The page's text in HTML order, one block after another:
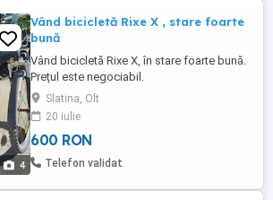
4
Vând bicicletă Rixe X , stare foarte
bună
Vând bicicletă Rixe X, în stare foarte bună.
Prețul este negociabil.
Slatina, Olt
20 iulie
600 RON
Telefon validat